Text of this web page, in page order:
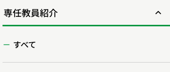
専任教員紹介
すべて